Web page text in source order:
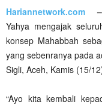
Hariannetwork.com
Yahya mengajak
konsep Mahabbah
yang sebenranya pada
Sigli, Aceh, Kamis (15/
“Ayo kita kembali